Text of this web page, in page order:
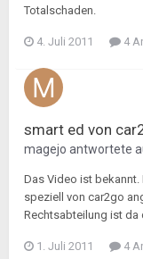
Totalschaden.
4. Juli 2011 4
smart ed von
magejo antwortete
Das Video ist
speziell von car2go
Rechtsabteilung ist da
1. Juli 2011 4